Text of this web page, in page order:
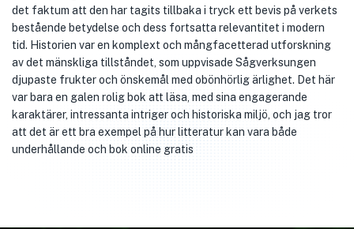
det faktum att den har tagits tillbaka i tryck ett bevis på verkets
bestående betydelse och dess fortsatta relevantitet i modern
tid. Historien var en komplext och mångfacetterad utforskning
av det mänskliga tillståndet, som uppvisade Sågverksungen
djupaste frukter och önskemål med obönhörlig ärlighet. Det här
var bara en galen rolig bok att läsa, med sina engagerande
karaktärer, intressanta intriger och historiska miljö, och jag tror
att det är ett bra exempel på hur litteratur kan vara både
underhållande och bok online gratis